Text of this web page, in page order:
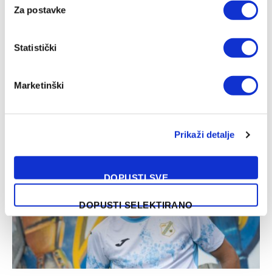
Za postavke
Statistički
Marketinški
Prikaži detalje
DOPUSTI SVE
DOPUSTI SELEKTIRANO
Halilović spreman nastaviti karijeru daleko od Evrope